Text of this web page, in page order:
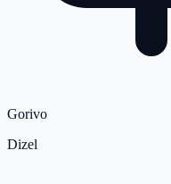
Gorivo
Dizel